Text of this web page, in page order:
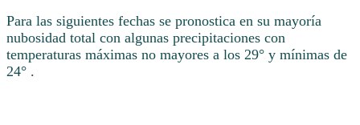
Para las siguientes fechas se pronostica en su mayoría
nubosidad total con algunas precipitaciones con
temperaturas máximas no mayores a los 29° y mínimas de
24° .